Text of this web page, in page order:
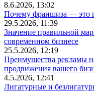
8.6.2026, 13:02
Почему франшиза — это
29.5.2026, 11:39
Значение правильной
современном бизнесе
25.5.2026, 12:19
Преимущества рекламы
продвижения вашего
4.5.2026, 12:41
Лигатурные и